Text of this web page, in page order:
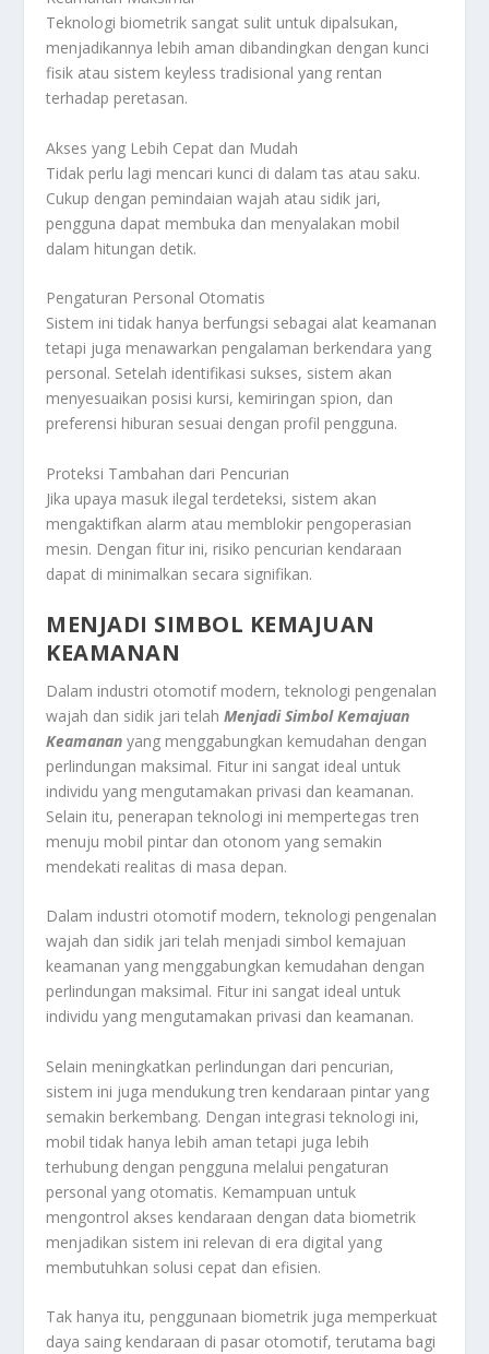
Teknologi biometrik sangat sulit untuk dipalsukan,
menjadikannya lebih aman dibandingkan dengan kunci
fisik atau sistem keyless tradisional yang rentan
terhadap peretasan.
Akses yang Lebih Cepat dan Mudah
Tidak perlu lagi mencari kunci di dalam tas atau saku.
Cukup dengan pemindaian wajah atau sidik jari,
pengguna dapat membuka dan menyalakan mobil
dalam hitungan detik.
Pengaturan Personal Otomatis
Sistem ini tidak hanya berfungsi sebagai alat keamanan
tetapi juga menawarkan pengalaman berkendara yang
personal. Setelah identifikasi sukses, sistem akan
menyesuaikan posisi kursi, kemiringan spion, dan
preferensi hiburan sesuai dengan profil pengguna.
Proteksi Tambahan dari Pencurian
Jika upaya masuk ilegal terdeteksi, sistem akan
mengaktifkan alarm atau memblokir pengoperasian
mesin. Dengan fitur ini, risiko pencurian kendaraan
dapat di minimalkan secara signifikan.
MENJADI SIMBOL KEMAJUAN
KEAMANAN
Dalam industri otomotif modern, teknologi pengenalan
wajah dan sidik jari telahMenjadi Simbol Kemajuan
Keamanan yang menggabungkan kemudahan dengan
perlindungan maksimal. Fitur ini sangat ideal untuk
individu yang mengutamakan privasi dan keamanan.
Selain itu, penerapan teknologi ini mempertegas tren
menuju mobil pintar dan otonom yang semakin
mendekati realitas di masa depan.
Dalam industri otomotif modern, teknologi pengenalan
wajah dan sidik jari telah menjadi simbol kemajuan
keamanan yang menggabungkan kemudahan dengan
perlindungan maksimal. Fitur ini sangat ideal untuk
individu yang mengutamakan privasi dan keamanan.
Selain meningkatkan perlindungan dari pencurian,
sistem ini juga mendukung tren kendaraan pintar yang
semakin berkembang. Dengan integrasi teknologi ini,
mobil tidak hanya lebih aman tetapi juga lebih
terhubung dengan pengguna melalui pengaturan
personal yang otomatis. Kemampuan untuk
mengontrol akses kendaraan dengan data biometrik
menjadikan sistem ini relevan di era digital yang
membutuhkan solusi cepat dan efisien.
Tak hanya itu, penggunaan biometrik juga memperkuat
daya saing kendaraan di pasar otomotif, terutama bagi